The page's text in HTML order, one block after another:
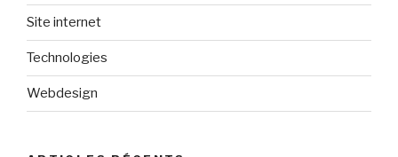
Site internet
Technologies
Webdesign